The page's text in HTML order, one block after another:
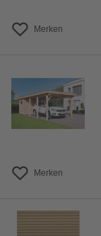
Merken
Merken